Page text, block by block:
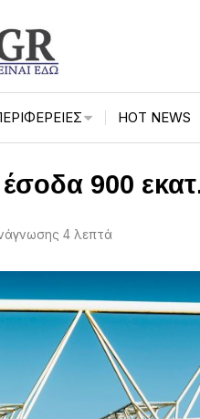
HOT NEWS
900
4 λεπτά